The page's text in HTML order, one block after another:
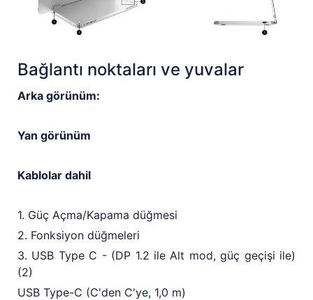
Bağlantı noktaları ve yuvalar
Arka görünüm:
Yan görünüm
Kablolar dahil
1. Güç Açma/Kapama düğmesi
2. Fonksiyon düğmeleri
3. USB Type C - (DP 1.2 ile Alt mod, güç geçişi ile)
(2)
USB Type-C (C'den C'ye, 1,0 m)